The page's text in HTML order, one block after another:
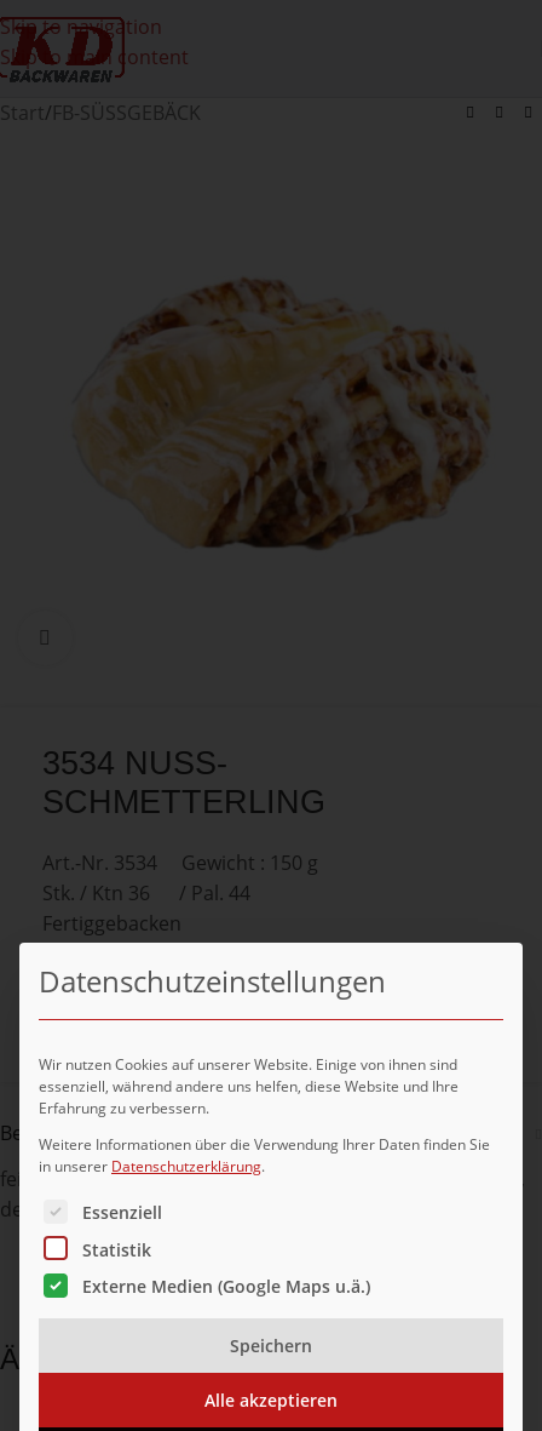
Skip to navigation
Skip to main content
Start/FB-SÜSSGEBÄCK
3534 NUSS-
SCHMETTERLING
Art.-Nr. 3534 Gewicht : 150 g
Stk. / Ktn 36 / Pal. 44
Fertiggebacken
Beschreibung
feines Hefeteiggebäck mit einer HASELNUSS (24%)-masse,
dekoriert mit Fondant, fertig gebacken, tiefgefroren
Ähnliche Produkte
Datenschutzeinstellungen
Wir nutzen Cookies auf unserer Website. Einige von ihnen sind
essenziell, während andere uns helfen, diese Website und Ihre
Erfahrung zu verbessern.
Weitere Informationen über die Verwendung Ihrer Daten finden Sie
in unserer Datenschutzerklärung.
Es folgt eine Liste der Service-Gruppen, für die eine
Essenziell
Statistik
Externe Medien (Google Maps u.ä.)
Speichern
Alle akzeptieren